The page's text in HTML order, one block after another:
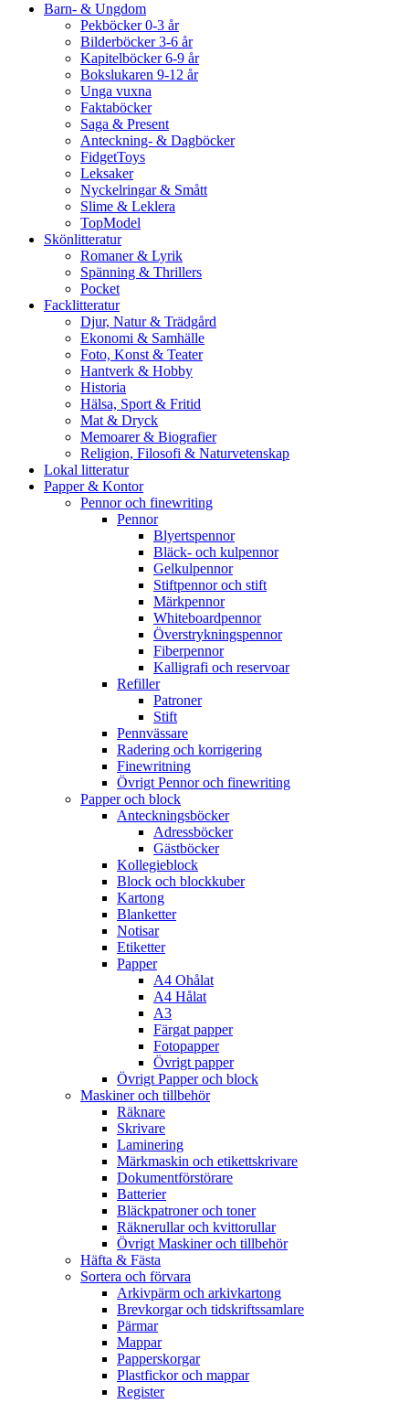
Barn- & Ungdom
Pekböcker 0-3 år
Bilderböcker 3-6 år
Kapitelböcker 6-9 år
Bokslukaren 9-12 år
Unga vuxna
Faktaböcker
Saga & Present
Anteckning- & Dagböcker
FidgetToys
Leksaker
Nyckelringar & Smått
Slime & Leklera
TopModel
Skönlitteratur
Romaner & Lyrik
Spänning & Thrillers
Pocket
Facklitteratur
Djur, Natur & Trädgård
Ekonomi & Samhälle
Foto, Konst & Teater
Hantverk & Hobby
Historia
Hälsa, Sport & Fritid
Mat & Dryck
Memoarer & Biografier
Religion, Filosofi & Naturvetenskap
Lokal litteratur
Papper & Kontor
Pennor och finewriting
Pennor
Blyertspennor
Bläck- och kulpennor
Gelkulpennor
Stiftpennor och stift
Märkpennor
Whiteboardpennor
Överstrykningspennor
Fiberpennor
Kalligrafi och reservoar
Refiller
Patroner
Stift
Pennvässare
Radering och korrigering
Finewritning
Övrigt Pennor och finewriting
Papper och block
Anteckningsböcker
Adressböcker
Gästböcker
Kollegieblock
Block och blockkuber
Kartong
Blanketter
Notisar
Etiketter
Papper
A4 Ohålat
A4 Hålat
A3
Färgat papper
Fotopapper
Övrigt papper
Övrigt Papper och block
Maskiner och tillbehör
Räknare
Skrivare
Laminering
Märkmaskin och etikettskrivare
Dokumentförstörare
Batterier
Bläckpatroner och toner
Räknerullar och kvittorullar
Övrigt Maskiner och tillbehör
Häfta & Fästa
Sortera och förvara
Arkivpärm och arkivkartong
Brevkorgar och tidskriftssamlare
Pärmar
Mappar
Papperskorgar
Plastfickor och mappar
Register